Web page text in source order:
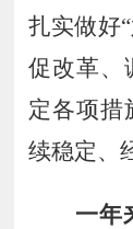
扎实做好
促改革、
定各项措
续稳定、
一年